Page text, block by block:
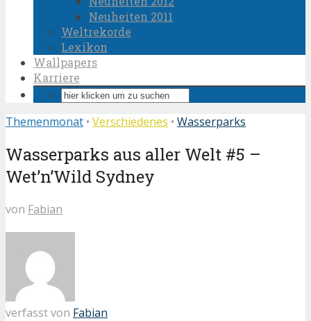
Neuheiten 2011
Weltrekorde
Lexikon
Wallpapers
Karriere
Themenmonat • Verschiedenes • Wasserparks
Wasserparks aus aller Welt #5 –
Wet’n’Wild Sydney
von Fabian
verfasst von Fabian